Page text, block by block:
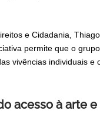
e Cidadania,
permite que o
vivências individuais
acesso à arte